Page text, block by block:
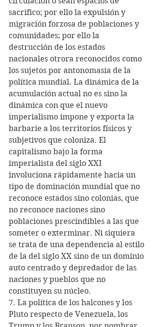
sacrifico; por ello la expulsión y
migración forzosa de poblaciones y
comunidades; por ello la
destrucción de los estados
nacionales otrora reconocidos como
los sujetos por antonomasia de la
política mundial. La dinámica de la
acumulación actual no es sino la
dinámica con que el nuevo
imperialismo impone y exporta la
barbarie a los territorios físicos y
subjetivos que coloniza. El
capitalismo bajo la forma
imperialista del siglo XXI
involuciona rápidamente hacia un
tipo de dominación mundial que no
reconoce estados sino colonias, que
no reconoce naciones sino
poblaciones prescindibles a las que
someter o exterminar. Ni siquiera
se trata de una dependencia al estilo
de la del siglo XX sino de un dominio
auto centrado y depredador de las
naciones y pueblos que no
constituyen su núcleo.
7. La política de los halcones y los
Pluto respecto de Venezuela, los